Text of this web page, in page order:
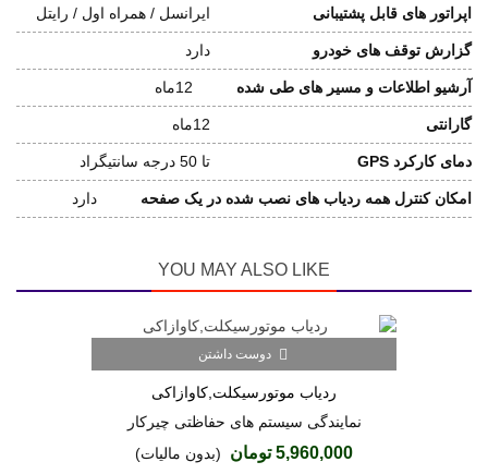
اپراتور های قابل پشتیبانی ایرانسل / همراه اول / رایتل
گزارش توقف های خودرو دارد
آرشیو اطلاعات و مسیر های طی شده 12ماه
گارانتی 12ماه
دمای کارکرد GPS تا 50 درجه سانتیگراد
امکان کنترل همه ردیاب های نصب شده در یک صفحه دارد
YOU MAY ALSO LIKE
دوست داشتن
ردیاب موتورسیکلت,کاوازاکی
نمایندگی سیستم های حفاظتی چیرکار
5,960,000 تومان (بدون مالیات)